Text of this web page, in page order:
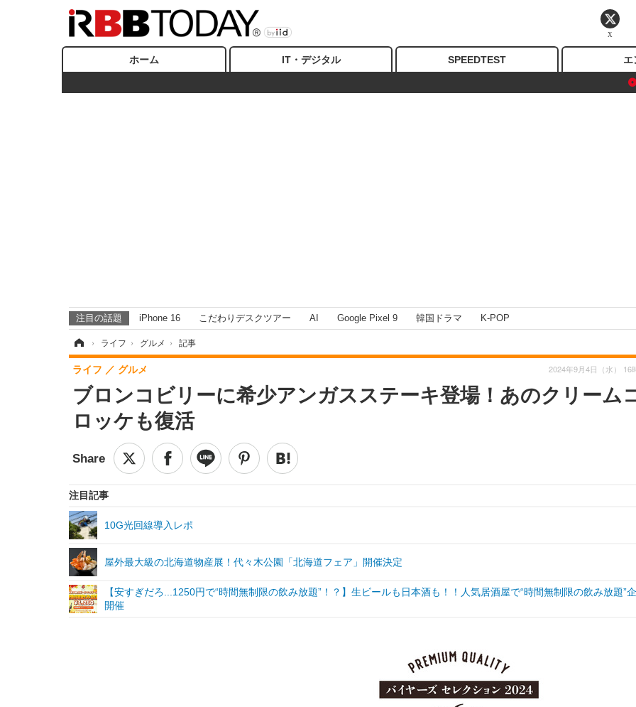
ホーム IT・デジタル SPEEDTEST エ
注目の話題 iPhone 16 こだわりデスクツアー AI Google Pixel 9 韓国ドラマ K-POP
› ライフ › グルメ › 記事
ブロンコビリーに希少アンガスステーキ登場！あのクリーム
ロッケも復活
ライフ グルメ 2024年9月4日（水） 16
注目記事
10G光回線導入レポ
屋外最大級の北海道物産展！代々木公園「北海道フェア」開催決定
【安すぎだろ...1250円で“時間無制限の飲み放題”！？】生ビールも日本酒も！！人気居酒屋で“時間無制限の飲み放題”
開催
X